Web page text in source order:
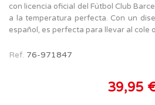
con licencia oficial del Fútbol Club
a la temperatura perfecta. Con un
español, es perfecta para llevar al cole
Ref. 76-971847
39,95